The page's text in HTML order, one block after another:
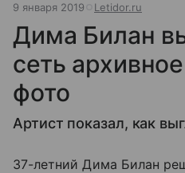
9 января 2019 Letidor.ru
Дима Билан
сеть
фото
Артист показал, как
37-летний Дима Билан